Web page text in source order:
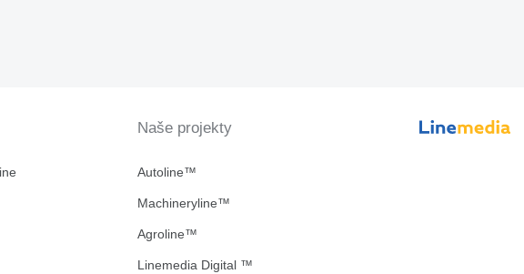
Naše projekty
Autoline™
Machineryline™
Agroline™
Linemedia Digital ™